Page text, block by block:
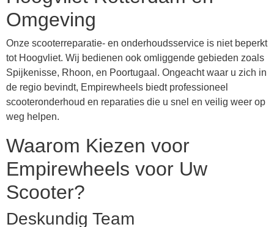
Omgeving
Onze scooterreparatie- en onderhoudsservice is niet beperkt
tot Hoogvliet. Wij bedienen ook omliggende gebieden zoals
Spijkenisse, Rhoon, en Poortugaal. Ongeacht waar u zich in
de regio bevindt, Empirewheels biedt professioneel
scooteronderhoud en reparaties die u snel en veilig weer op
weg helpen.
Waarom Kiezen voor
Empirewheels voor Uw
Scooter?
Deskundig Team